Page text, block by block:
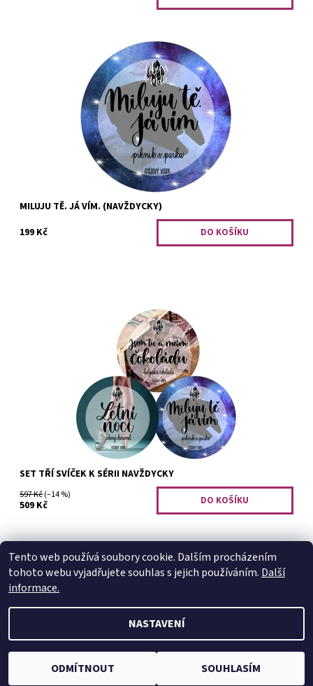
Piknik v květinovém parku (vesmírném).
Předobjednávka
2548
MILUJU TĚ. JÁ VÍM. (NAVŽDYCKY)
199 Kč
Jsem tu a mám čokoládu. belgická čokoláda Miluju tě. Já vím.
piknik ve vesmírném parku Letní noci. slaný karamel
Předobjednávka
SET TŘÍ SVÍČEK K SÉRII NAVŽDYCKY
597 Kč(–14 %)
509 Kč
Instagram @TheAbyssix
2026 © Abyss Candle, všechna práva vyhrazena
Tento web používá soubory cookie. Dalším procházením
tohoto webu vyjadřujete souhlas s jejich používáním. Další
informace.
NASTAVENÍ
ODMÍTNOUT SOUHLASÍM